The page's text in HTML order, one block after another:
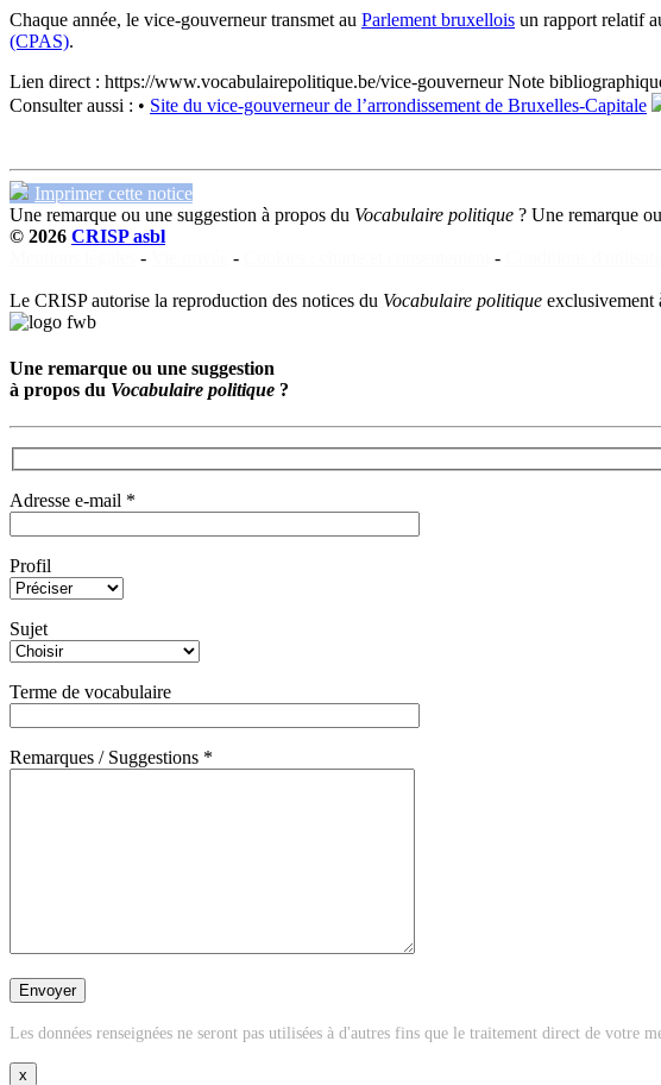
Chaque année, le vice-gouverneur transmet au Parlement bruxellois un rapport relatif
(CPAS).
Lien direct : https://www.vocabulairepolitique.be/vice-gouverneurNote
Consulter aussi : • Site du vice-gouverneur de l’arrondissement de Bruxelles-Capitale
Imprimer cette notice
Une remarque ou une suggestion à propos du Vocabulaire politique ? Une remarque
© 2026 CRISP asbl
- - -
Le CRISP autorise la reproduction des notices du Vocabulaire politique exclusivement
Une remarque ou une suggestion
à propos du Vocabulaire politique ?
Adresse e-mail *
Profil
Sujet
Terme de vocabulaire
Remarques / Suggestions *
Les données renseignées ne seront pas utilisées à d'autres fins que le traitement direct de votre
x